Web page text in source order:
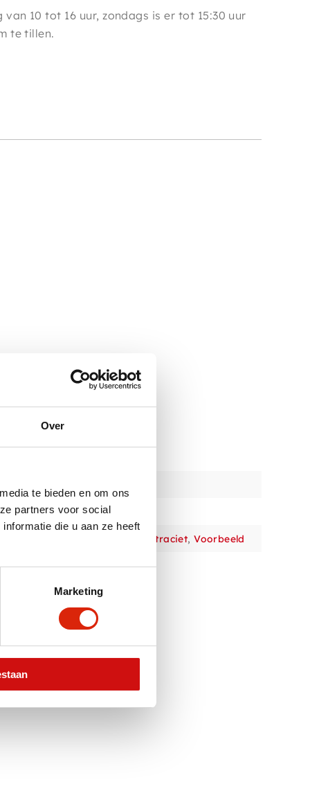
Over
te bieden en om ons
partners voor social
die u aan ze heeft
Marketing
10 tot 16 uur, zondags is er tot 15:30 uur
te tillen.
6x eetkamerstoel splash antraciet,Voorbeeld